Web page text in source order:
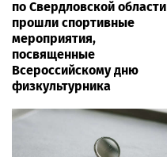
по Свердловской области
прошли спортивные
мероприятия,
посвященные
Всероссийскому дню
физкультурника